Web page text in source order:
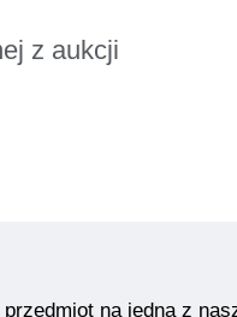
z aukcji
na jedną z